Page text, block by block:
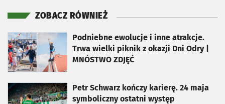
ZOBACZ RÓWNIEŻ
Podniebne ewolucje i inne atrakcje.
Trwa wielki piknik z okazji Dni Odry |
MNÓSTWO ZDJĘĆ
otworzy się w nowej karcie
Petr Schwarz kończy karierę. 24 maja
symboliczny ostatni występ
otworzy się w nowej karcie